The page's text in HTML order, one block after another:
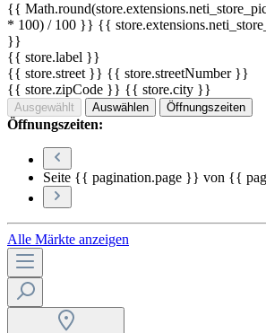
{{
* 100) / 100 }} {{
}}
{{ store.label }}
{{ store.street }} {{ store.streetNumber }}
{{ store.zipCode }} {{ store.city }}
Ausgewählt Auswählen Öffnungszeiten
Öffnungszeiten:
Seite {{ pagination.page }} von {{
Alle Märkte anzeigen